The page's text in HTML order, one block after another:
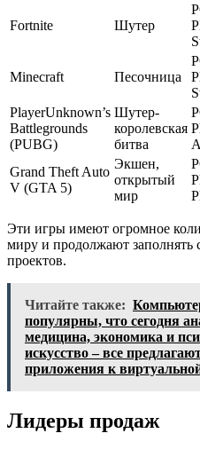
Fortnite Шутер
Minecraft Песочница
PlayerUnknown’s
Battlegrounds
(PUBG)
Шутер-
королевская
битва
Grand Theft Auto
V (GTA 5)
Экшен,
открытый
мир
Эти игры имеют огромное
миру и продолжают заполнять
проектов.
Читайте также:
популярны, что сегодня
медицина, экономика и
искусство – все
приложения к
Лидеры продаж